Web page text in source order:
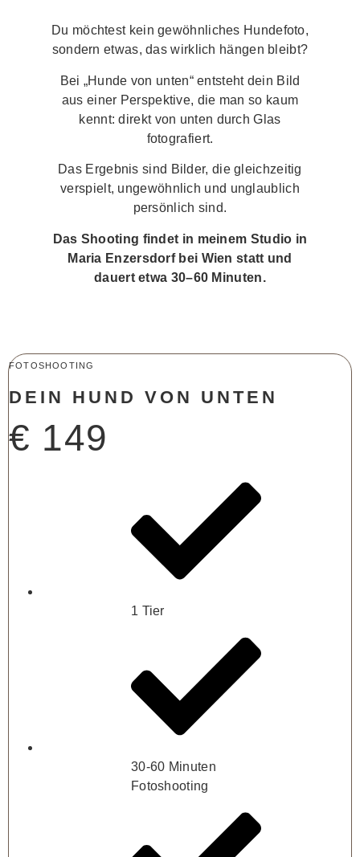
Du möchtest kein gewöhnliches Hundefoto,
sondern etwas, das wirklich hängen bleibt?
Bei „Hunde von unten“ entsteht dein Bild
aus einer Perspektive, die man so kaum
kennt: direkt von unten durch Glas
fotografiert.
Das Ergebnis sind Bilder, die gleichzeitig
verspielt, ungewöhnlich und unglaublich
persönlich sind.
Das Shooting findet in meinem Studio in
Maria Enzersdorf bei Wien statt und
dauert etwa 30–60 Minuten.
FOTOSHOOTING
DEIN HUND VON UNTEN
€ 149
1 Tier
30-60 Minuten
Fotoshooting